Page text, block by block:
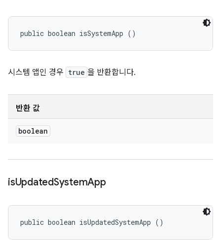
public boolean isSystemApp ()
시스템 앱인 경우 true 을 반환합니다.
반환 값
boolean
isUpdatedSystemApp
public boolean isUpdatedSystemApp ()